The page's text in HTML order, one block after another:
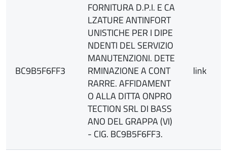
BC9B5F6FF3
FORNITURA D.P.I. E CA
LZATURE ANTINFORT
UNISTICHE PER I DIPE
NDENTI DEL SERVIZIO
MANUTENZIONI. DETE
RMINAZIONE A CONT
RARRE. AFFIDAMENT
O ALLA DITTA ONPRO
TECTION SRL DI BASS
ANO DEL GRAPPA (VI)
- CIG. BC9B5F6FF3.
link